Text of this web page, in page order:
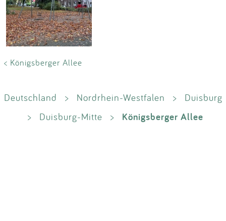
< Königsberger Allee
Deutschland > Nordrhein-Westfalen >
Duisburg
>
Duisburg-Mitte > Königsberger Allee